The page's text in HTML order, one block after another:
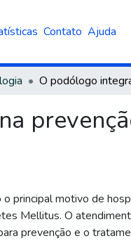
Contato Ajuda
principal motivo de
Mellitus. O
prevenção e o